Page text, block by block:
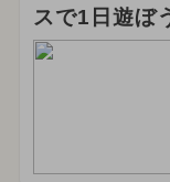
2024年2月の
2026年6月の
2025年7月
2026年4月の
スで1日遊ぼ